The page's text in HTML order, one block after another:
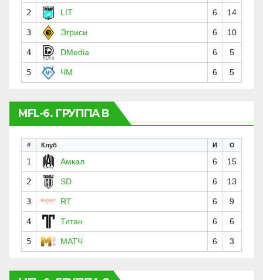
2 LIT 6 14
3 Эгриси 6 10
4 DMedia 6 5
5 ЧМ 6 5
MFL-6. ГРУППА B
# Клуб И О
1 Амкал 6 15
2 SD 6 13
3 RT 6 9
4 Титан 6 6
5 МАТЧ 6 3